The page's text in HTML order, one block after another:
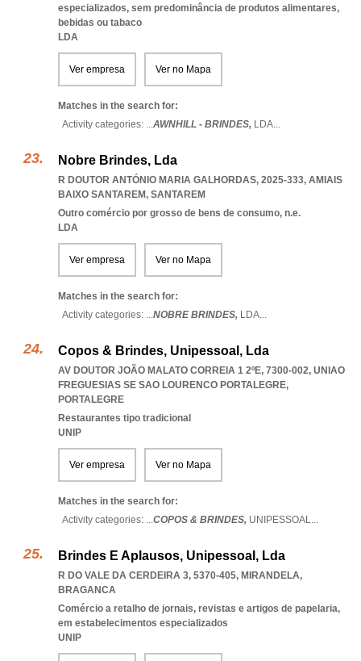
especializados, sem predominância de produtos alimentares,
bebidas ou tabaco
LDA
Ver empresa Ver no Mapa
Matches in the search for:
Activity categories: ...AWNHILL - BRINDES, LDA...
Nobre Brindes, Lda
R DOUTOR ANTÓNIO MARIA GALHORDAS, 2025-333, AMIAIS
BAIXO SANTAREM, SANTAREM
Outro comércio por grosso de bens de consumo, n.e.
LDA
Ver empresa Ver no Mapa
Matches in the search for:
Activity categories: ...NOBRE BRINDES, LDA...
Copos & Brindes, Unipessoal, Lda
AV DOUTOR JOÃO MALATO CORREIA 1 2ºE, 7300-002, UNIAO
FREGUESIAS SE SAO LOURENCO PORTALEGRE,
PORTALEGRE
Restaurantes tipo tradicional
UNIP
Ver empresa Ver no Mapa
Matches in the search for:
Activity categories: ...COPOS & BRINDES, UNIPESSOAL...
Brindes E Aplausos, Unipessoal, Lda
R DO VALE DA CERDEIRA 3, 5370-405, MIRANDELA,
BRAGANCA
Comércio a retalho de jornais, revistas e artigos de papelaria,
em estabelecimentos especializados
UNIP